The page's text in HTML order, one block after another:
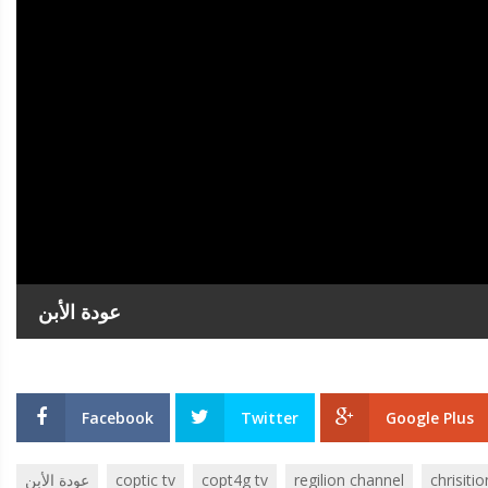
عودة الأبن
Facebook Twitter Google Plus
عودة الأبن coptic tv copt4g tv regilion channel